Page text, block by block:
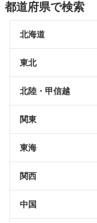
都道府県で検索
北海道
東北
北陸・甲信越
関東
東海
関西
中国